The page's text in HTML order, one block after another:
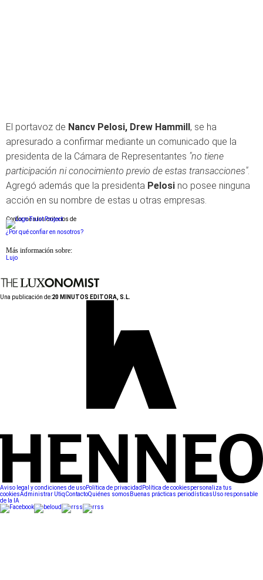
El portavoz de Nancv Pelosi, Drew Hammill, se ha
apresurado a confirmar mediante un comunicado que la
presidenta de la Cámara de Representantes "no tiene
participación ni conocimiento previo de estas transacciones".
Agregó además que la presidenta Pelosi no posee ninguna
acción en su nombre de estas u otras empresas.
Conforme a los criterios de
¿Por qué confiar en nosotros?
Más información sobre:
Lujo
Una publicación de:20 MINUTOS EDITORA, S.L.
Aviso legal y condiciones de usoPolítica de privacidad Política de cookiespersonaliza tus
cookiesAdministrar UtiqContactoQuiénes somos Buenas prácticas periodísticasUso responsable
de la IA